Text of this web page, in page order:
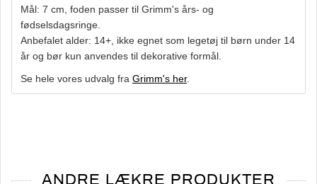
Mål: 7 cm, foden passer til Grimm's års- og
fødselsdagsringe.
Anbefalet alder: 14+, ikke egnet som legetøj til børn under 14
år og bør kun anvendes til dekorative formål.
Se hele vores udvalg fra Grimm's her.
ANDRE LÆKRE PRODUKTER